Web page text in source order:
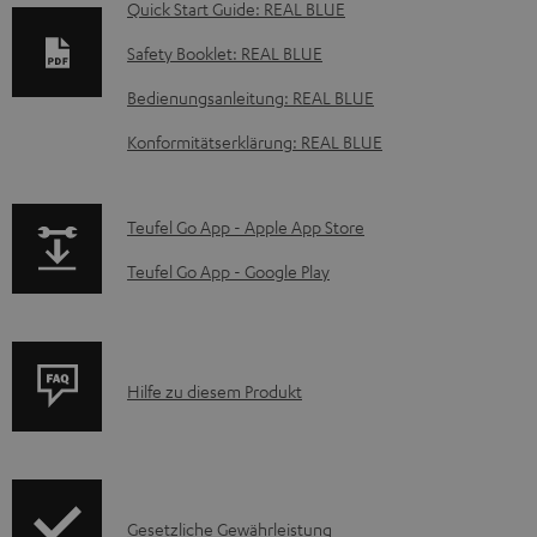
u
m
e
t
z
H
Quick Start Guide: REAL BLUE
Safety Booklet: REAL BLUE
Bedienungsanleitung: REAL BLUE
Konformitätserklärung: REAL BLUE
p
a
p
d
Teufel Go App - Apple App Store
Teufel Go App - Google Play
P
Hilfe zu diesem Produkt
Gesetzliche Gewährleistung